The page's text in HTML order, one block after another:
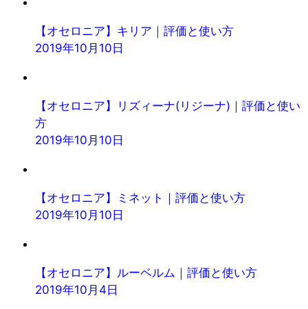
【オセロニア】キリア｜評価と使い方
2019年10月10日
【オセロニア】リズィーナ(リジーナ)｜評価と使い
方
2019年10月10日
【オセロニア】ミネット｜評価と使い方
2019年10月10日
【オセロニア】ルーベルム｜評価と使い方
2019年10月4日